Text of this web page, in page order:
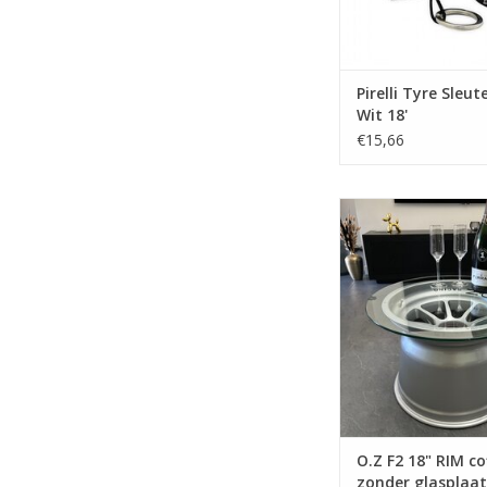
Pirelli Tyre
Wit 18'
€15,66
O.Z F2 18" RIM
glasplaat
TOEVOEGEN AAN
O.Z F2 18" RIM
zonder glasplaat